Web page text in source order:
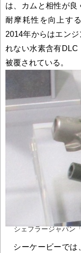
は、カムと相性が良
耐摩耗性を向上す
2014年からはエン
れない水素含有
被覆されている。
シェフラージャパン
シーケービーでは